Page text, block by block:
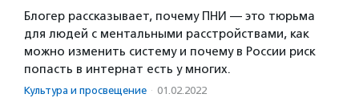
Блогер рассказывает, почему ПНИ — это тюрьма
для людей с ментальными расстройствами, как
можно изменить систему и почему в России риск
попасть в интернат есть у многих.
Культура и просвещение · 01.02.2022